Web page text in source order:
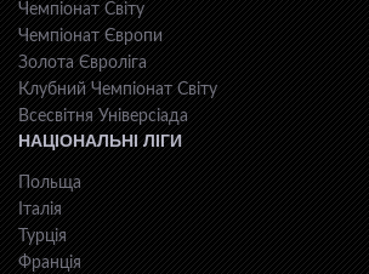
Чемпіонат Світу
Чемпіонат Європи
Золота Євроліга
Клубний Чемпіонат Світу
Всесвiтня Унiверсiaда
НАЦІОНАЛЬНІ ЛІГИ
Польща
Італія
Турція
Франція